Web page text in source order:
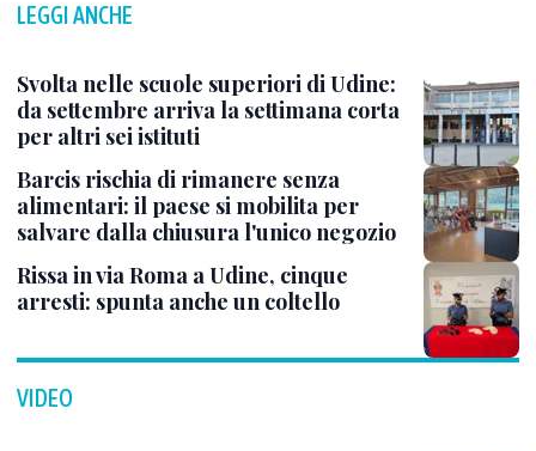
LEGGI ANCHE
Svolta nelle scuole superiori di Udine:
da settembre arriva la settimana corta
per altri sei istituti
Barcis rischia di rimanere senza
alimentari: il paese si mobilita per
salvare dalla chiusura l'unico negozio
Rissa in via Roma a Udine, cinque
arresti: spunta anche un coltello
VIDEO